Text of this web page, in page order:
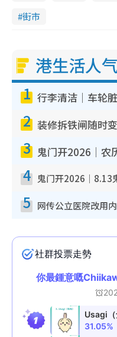
街市
港生活人
1
2
3
4
5